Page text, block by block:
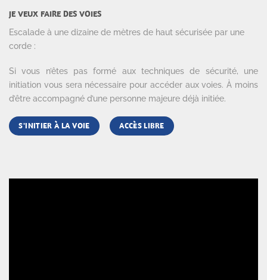
JE VEUX FAIRE DES VOIES
Escalade à une dizaine de mètres de haut sécurisée par une
corde :
Si vous n’êtes pas formé aux techniques de sécurité, une
initiation vous sera nécessaire pour accéder aux voies. À moins
d’être accompagné d’une personne majeure déjà initiée.
S'INITIER À LA VOIE ACCÈS LIBRE